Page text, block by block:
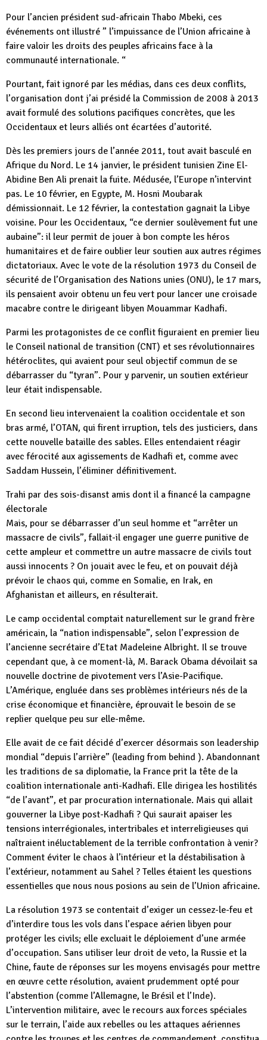
Pour l’ancien président sud-africain Thabo Mbeki, ces
événements ont illustré ” l’impuissance de l’Union africaine à
faire valoir les droits des peuples africains face à la
communauté internationale. “
Pourtant, fait ignoré par les médias, dans ces deux conflits,
l’organisation dont j’ai présidé la Commission de 2008 à 2013
avait formulé des solutions pacifiques concrètes, que les
Occidentaux et leurs alliés ont écartées d’autorité.
Dès les premiers jours de l’année 2011, tout avait basculé en
Afrique du Nord. Le 14 janvier, le président tunisien Zine El-
Abidine Ben Ali prenait la fuite. Médusée, l’Europe n’intervint
pas. Le 10 février, en Egypte, M. Hosni Moubarak
démissionnait. Le 12 février, la contestation gagnait la Libye
voisine. Pour les Occidentaux, “ce dernier soulèvement fut une
aubaine”: il leur permit de jouer à bon compte les héros
humanitaires et de faire oublier leur soutien aux autres régimes
dictatoriaux. Avec le vote de la résolution 1973 du Conseil de
sécurité de l’Organisation des Nations unies (ONU), le 17 mars,
ils pensaient avoir obtenu un feu vert pour lancer une croisade
macabre contre le dirigeant libyen Mouammar Kadhafi.
Parmi les protagonistes de ce conflit figuraient en premier lieu
le Conseil national de transition (CNT) et ses révolutionnaires
hétéroclites, qui avaient pour seul objectif commun de se
débarrasser du “tyran”. Pour y parvenir, un soutien extérieur
leur était indispensable.
En second lieu intervenaient la coalition occidentale et son
bras armé, l’OTAN, qui firent irruption, tels des justiciers, dans
cette nouvelle bataille des sables. Elles entendaient réagir
avec férocité aux agissements de Kadhafi et, comme avec
Saddam Hussein, l’éliminer définitivement.
Trahi par des sois-disanst amis dont il a financé la campagne
électorale
Mais, pour se débarrasser d’un seul homme et “arrêter un
massacre de civils”, fallait-il engager une guerre punitive de
cette ampleur et commettre un autre massacre de civils tout
aussi innocents ? On jouait avec le feu, et on pouvait déjà
prévoir le chaos qui, comme en Somalie, en Irak, en
Afghanistan et ailleurs, en résulterait.
Le camp occidental comptait naturellement sur le grand frère
américain, la “nation indispensable”, selon l’expression de
l’ancienne secrétaire d’Etat Madeleine Albright. Il se trouve
cependant que, à ce moment-là, M. Barack Obama dévoilait sa
nouvelle doctrine de pivotement vers l’Asie-Pacifique.
L’Amérique, engluée dans ses problèmes intérieurs nés de la
crise économique et financière, éprouvait le besoin de se
replier quelque peu sur elle-même.
Elle avait de ce fait décidé d’exercer désormais son leadership
mondial “depuis l’arrière” (leading from behind ). Abandonnant
les traditions de sa diplomatie, la France prit la tête de la
coalition internationale anti-Kadhafi. Elle dirigea les hostilités
“de l’avant”, et par procuration internationale. Mais qui allait
gouverner la Libye post-Kadhafi ? Qui saurait apaiser les
tensions interrégionales, intertribales et interreligieuses qui
naîtraient inéluctablement de la terrible confrontation à venir?
Comment éviter le chaos à l’intérieur et la déstabilisation à
l’extérieur, notamment au Sahel ? Telles étaient les questions
essentielles que nous nous posions au sein de l’Union africaine.
La résolution 1973 se contentait d’exiger un cessez-le-feu et
d’interdire tous les vols dans l’espace aérien libyen pour
protéger les civils; elle excluait le déploiement d’une armée
d’occupation. Sans utiliser leur droit de veto, la Russie et la
Chine, faute de réponses sur les moyens envisagés pour mettre
en œuvre cette résolution, avaient prudemment opté pour
l’abstention (comme l’Allemagne, le Brésil et l’Inde).
L’intervention militaire, avec le recours aux forces spéciales
sur le terrain, l’aide aux rebelles ou les attaques aériennes